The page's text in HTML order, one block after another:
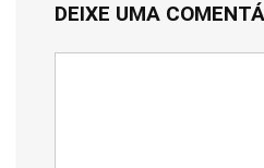
DEIXE UMA